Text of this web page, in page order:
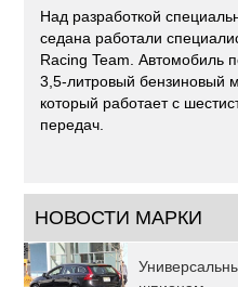
Над разработкой
седана работали
Racing Team. Автомобиль
3,5-литровый бензиновый
который работает с
передач.
НОВОСТИ МАРКИ